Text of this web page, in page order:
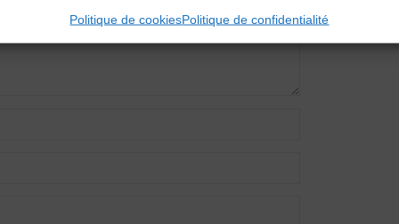
Politique de cookiesPolitique de confidentialité